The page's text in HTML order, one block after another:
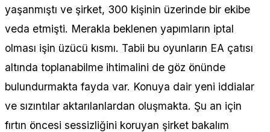
yaşanmıştı ve şirket, 300 kişinin üzerinde bir ekibe
veda etmişti. Merakla beklenen yapımların iptal
olması işin üzücü kısmı. Tabii bu oyunların EA çatısı
altında toplanabilme ihtimalini de göz önünde
bulundurmakta fayda var. Konuya dair yeni iddialar
ve sızıntılar aktarılanlardan oluşmakta. Şu an için
fırtın öncesi sessizliğini koruyan şirket bakalım